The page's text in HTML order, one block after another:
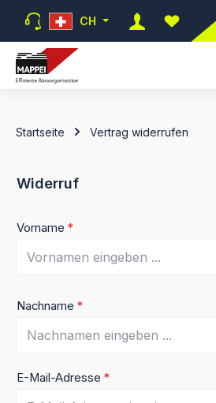
Zum Hauptinhalt springen
CH
Du
Startseite Vertrag widerrufen
Widerruf
Vorname *
Nachname *
E-Mail-Adresse *